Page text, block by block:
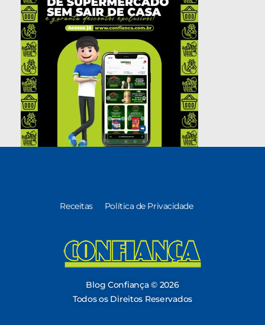
Receitas Política de Privacidade
Blog Confiança © 2026
Todos os Direitos Reservados